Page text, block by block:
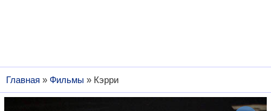
Главная » Фильмы » Кэрри